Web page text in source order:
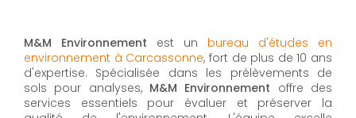
M&M Environnement est un bureau d'études en
environnement à Carcassonne, fort de plus de 10 ans
d'expertise. Spécialisée dans les prélèvements de
sols pour analyses, M&M Environnement offre des
services essentiels pour évaluer et préserver la